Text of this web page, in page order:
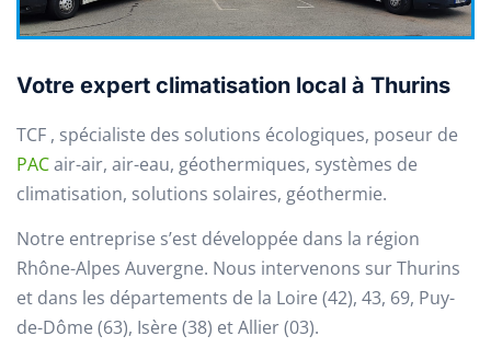
Votre expert climatisation local à Thurins
TCF , spécialiste des solutions écologiques, poseur de
PACair-air, air-eau, géothermiques, systèmes de
climatisation, solutions solaires, géothermie.
Notre entreprise s’est développée dans la région
Rhône-Alpes Auvergne. Nous intervenons sur Thurins
et dans les départements de la Loire (42), 43, 69, Puy-
de-Dôme (63), Isère (38) et Allier (03).